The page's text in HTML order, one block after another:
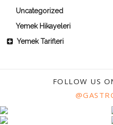
Uncategorized
Yemek Hikayeleri
Yemek Tarifleri
FOLLOW US